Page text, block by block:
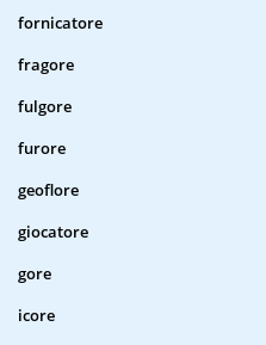
fornicatore
fragore
fulgore
furore
geoflore
giocatore
gore
icore